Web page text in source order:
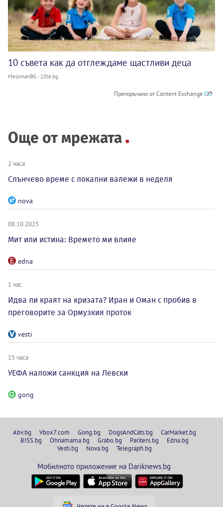
10 съвета как да отглеждаме щастливи деца
MelomanBG - 10te.bg
Препоръчано от Content Exchange
Още от мрежата
2 часа
Слънчево време с локални валежи в неделя
nova
08.10.2025
Мит или истина: Времето ми влияе
edna
1 час
Идва ли краят на кризата? Иран и Оман с пробив в
преговорите за Ормузкия проток
vesti
15 часа
УЕФА наложи санкция на Левски
gong
Abv.bg Vbox7.com Gong.bg DogsAndCats.bg
CarMarket.bg
BISS.bg
Ohnamama.bg Grabo.bg Pariteni.bg
Edna.bg
Vesti.bg
Nova.bg Telegraph.bg
Мобилното приложение на Dariknews.bg